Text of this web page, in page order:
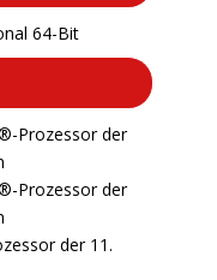
64-Bit
Prozessor der
Prozessor der
der 11.